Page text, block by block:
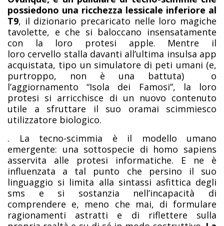
possiedono una ricchezza lessicale inferiore al
T9, il dizionario precaricato nelle loro magiche
tavolette, e che si baloccano insensatamente
con la loro protesi apple. Mentre il
loro cervello stalla davanti all’ultima insulsa app
acquistata, tipo un simulatore di peti umani (e,
purtroppo, non è una battuta) o
l’aggiornamento “Isola dei Famosi”, la loro
protesi si arricchisce di un nuovo contenuto
utile a sfruttare il suo oramai scimmiesco
utilizzatore biologico.
. La tecno-scimmia è il modello umano
emergente: una sottospecie di homo sapiens
asservita alle protesi informatiche. E ne è
influenzata a tal punto che persino il suo
linguaggio si limita alla sintassi asfittica degli
sms e si sostanzia nell’incapacità di
comprendere e, meno che mai, di formulare
ragionamenti astratti e di riflettere sulla